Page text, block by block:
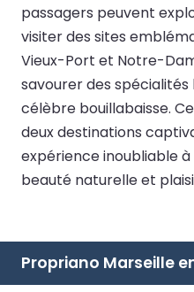
passagers peuvent
visiter des sites
Vieux-Port et Notre-
savourer des
célèbre bouillabaisse.
deux destinations
expérience inoubliable
beauté naturelle et
Propriano Marseille